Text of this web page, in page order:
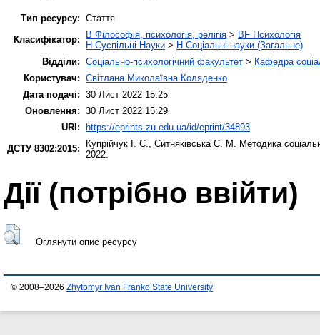
Тип ресурсу: Стаття
Класифікатор:
B Філософія, психологія, релігія > BF Психологія
H Суспільні Науки > H Соціальні науки (Загальне)
Відділи: Соціально-психологічний факультет > Кафедра
Користувач: Світлана Миколаївна Коляденко
Дата подачі: 30 Лист 2022 15:25
Оновлення: 30 Лист 2022 15:29
URI: https://eprints.zu.edu.ua/id/eprint/34893
ДСТУ 8302:2015:
Купрійчук І. С. Ситняківська С. М.
Методика
2022.
Дії ​​(потрібно ввійти)
Оглянути опис ресурсу
© 2008–2026 Zhytomyr Ivan Franko State University